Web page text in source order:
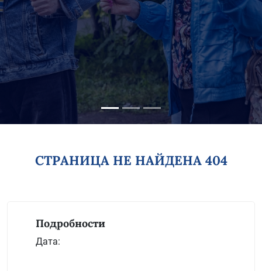
СТРАНИЦА НЕ НАЙДЕНА 404
Подробности
Дата: